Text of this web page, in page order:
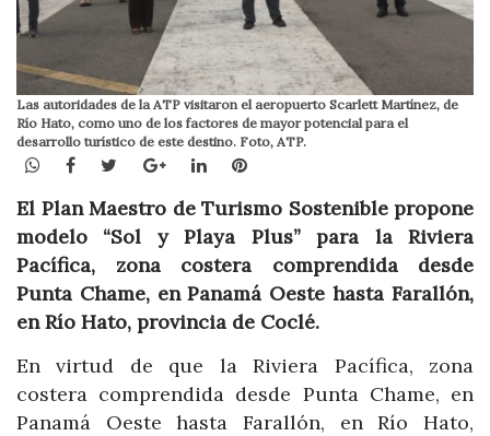
Las autoridades de la ATP visitaron el aeropuerto Scarlett Martínez, de
Río Hato, como uno de los factores de mayor potencial para el
desarrollo turístico de este destino. Foto, ATP.
WhatsApp
Facebook
TwitterGoogle+LinkedInPinterest
El Plan Maestro de Turismo Sostenible propone
modelo “Sol y Playa Plus” para la Riviera
Pacífica, zona costera comprendida desde
Punta Chame, en Panamá Oeste hasta Farallón,
en Río Hato, provincia de Coclé.
En virtud de que la Riviera Pacífica, zona
costera comprendida desde Punta Chame, en
Panamá Oeste hasta Farallón, en Río Hato,